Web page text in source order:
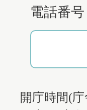
電話番
開庁時間(